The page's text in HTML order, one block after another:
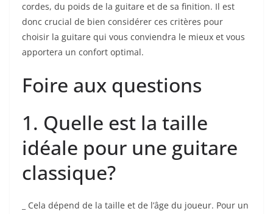
cordes, du ⁤poids de la guitare et de sa finition.‌ Il est
donc crucial de bien considérer ces critères pour
choisir la guitare qui vous conviendra le mieux ‍et vous
apportera un ⁢confort optimal.
Foire aux questions
1. Quelle est la taille
idéale ⁢pour⁣ une⁤ guitare
classique?
_ Cela dépend ⁤de la taille et de l’âge du joueur. Pour un